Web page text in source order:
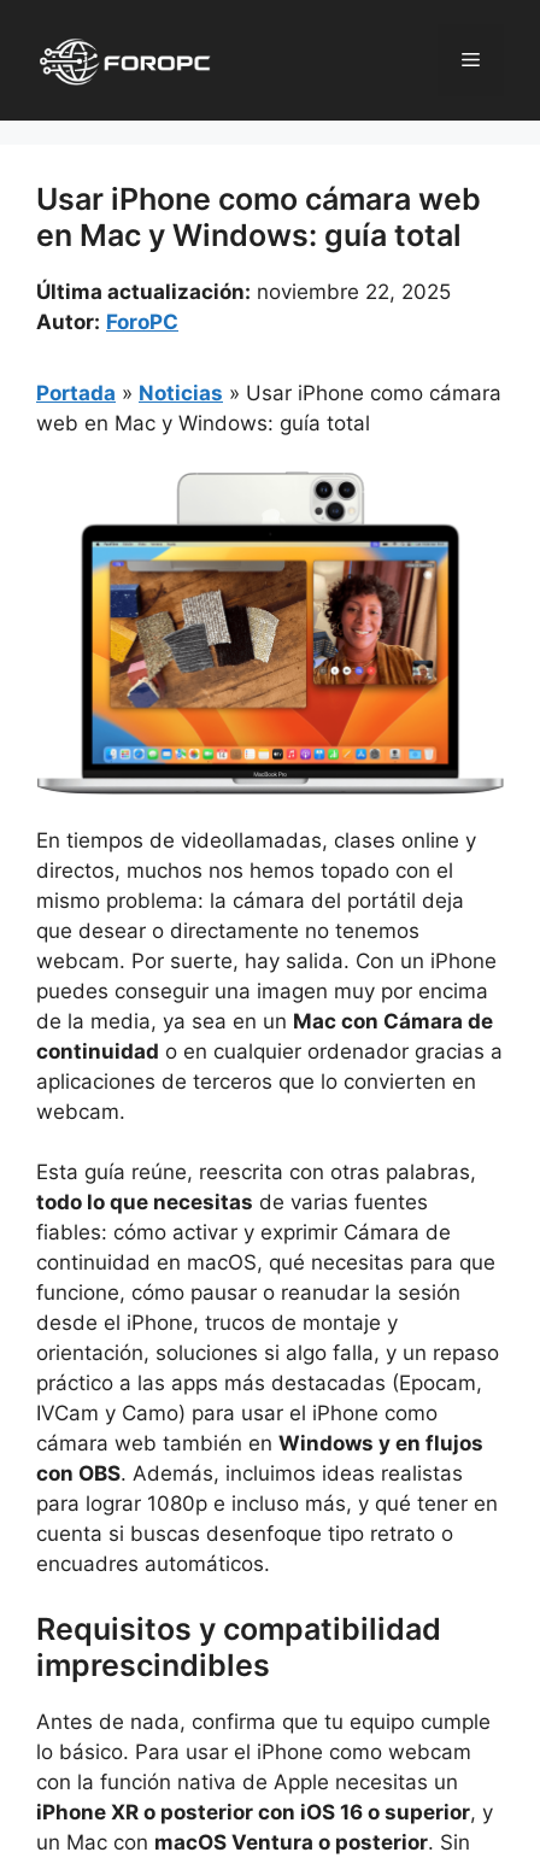
contenido
Menú
Usar iPhone como cámara web
en Mac y Windows: guía total
Última actualización: noviembre 22, 2025
Autor: ForoPC
Portada » Noticias » Usar iPhone como cámara
web en Mac y Windows: guía total
En tiempos de videollamadas, clases online y
directos, muchos nos hemos topado con el
mismo problema: la cámara del portátil deja
que desear o directamente no tenemos
webcam. Por suerte, hay salida. Con un iPhone
puedes conseguir una imagen muy por encima
de la media, ya sea en un Mac con Cámara de
continuidad o en cualquier ordenador gracias a
aplicaciones de terceros que lo convierten en
webcam.
Esta guía reúne, reescrita con otras palabras,
todo lo que necesitas de varias fuentes
fiables: cómo activar y exprimir Cámara de
continuidad en macOS, qué necesitas para que
funcione, cómo pausar o reanudar la sesión
desde el iPhone, trucos de montaje y
orientación, soluciones si algo falla, y un repaso
práctico a las apps más destacadas (Epocam,
IVCam y Camo) para usar el iPhone como
cámara web también en Windows y en flujos
con OBS. Además, incluimos ideas realistas
para lograr 1080p e incluso más, y qué tener en
cuenta si buscas desenfoque tipo retrato o
encuadres automáticos.
Requisitos y compatibilidad
imprescindibles
Antes de nada, confirma que tu equipo cumple
lo básico. Para usar el iPhone como webcam
con la función nativa de Apple necesitas un
iPhone XR o posterior con iOS 16 o superior, y
un Mac con macOS Ventura o posterior. Sin